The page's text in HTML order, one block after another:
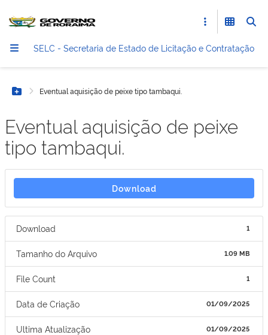
SELC - Secretaria de Estado de Licitação e Contratação
Botão Menu
Eventual aquisição de peixe tipo tambaqui.
Eventual aquisição de peixe
tipo tambaqui.
Download
Download 1
Tamanho do Arquivo 1.09 MB
File Count 1
Data de Criação 01/09/2025
Ultima Atualização 01/09/2025